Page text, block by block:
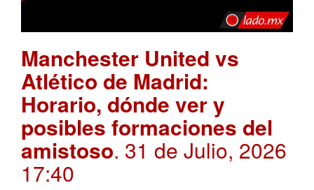
Manchester United vs
Atlético de Madrid:
Horario, dónde ver y
posibles formaciones del
amistoso. 31 de Julio, 2026
17:40